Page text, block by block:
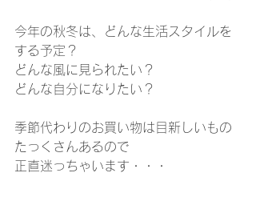
今年の秋冬は、どんな生活スタイルを
する予定？
どんな風に見られたい？
どんな自分になりたい？
季節代わりのお買い物は目新しいもの
たっくさんあるので
正直迷っちゃいます・・・